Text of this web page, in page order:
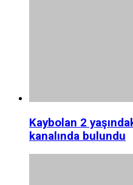
Kaybolan 2
kanalında bulundu